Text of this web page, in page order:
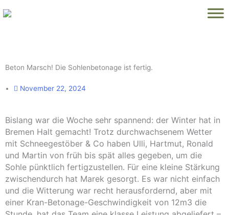
Inhalt
Beton Marsch! Die Sohlenbetonage ist fertig.
November 22, 2024
Bislang war die Woche sehr spannend: der Winter hat in
Bremen Halt gemacht! Trotz durchwachsenem Wetter
mit Schneegestöber & Co haben Ulli, Hartmut, Ronald
und Martin von früh bis spät alles gegeben, um die
Sohle pünktlich fertigzustellen. Für eine kleine Stärkung
zwischendurch hat Marek gesorgt. Es war nicht einfach
und die Witterung war recht herausfordernd, aber mit
einer Kran-Betonage-Geschwindigkeit von 12m3 die